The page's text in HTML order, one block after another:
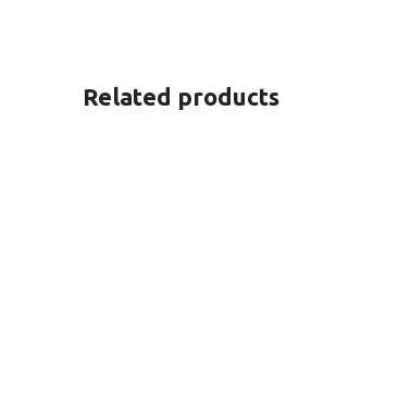
Related products